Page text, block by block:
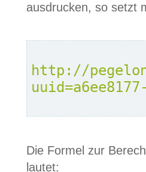
ausdrucken, so setzt
http://
Die Formel zur
lautet: